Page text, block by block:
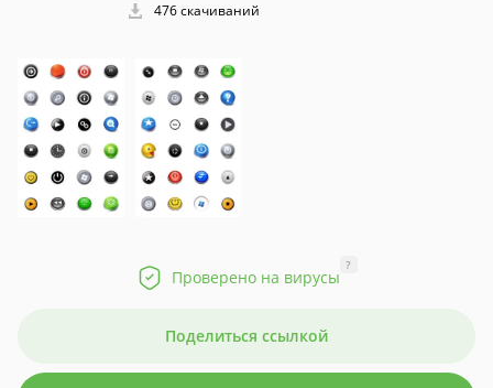
476 скачиваний
Проверено на вирусы
?
Поделиться ссылкой